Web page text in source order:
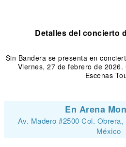
Detalles del concierto
Sin Bandera se presenta en
Viernes, 27 de febrero de
Escenas
En Arena
Av. Madero #2500 Col.
México